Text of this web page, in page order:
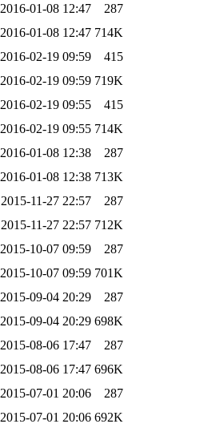
2016-01-08 12:47
287
2016-01-08 12:47 714K
2016-02-19 09:59
415
2016-02-19 09:59 719K
2016-02-19 09:55
415
2016-02-19 09:55 714K
2016-01-08 12:38
287
2016-01-08 12:38 713K
2015-11-27 22:57
287
2015-11-27 22:57 712K
2015-10-07 09:59
287
2015-10-07 09:59 701K
2015-09-04 20:29
287
2015-09-04 20:29 698K
2015-08-06 17:47
287
2015-08-06 17:47 696K
2015-07-01 20:06
287
2015-07-01 20:06 692K